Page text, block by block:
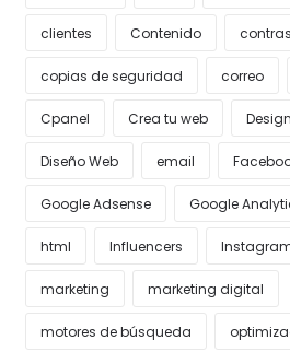
clientes Contenido
copias de seguridad correo
Cpanel Crea tu web Design
Diseño Web email
Google Adsense Google
html Influencers
marketing marketing digital
motores de búsqueda